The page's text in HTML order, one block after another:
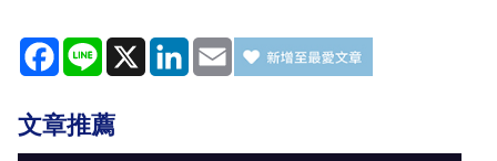
Facebook
Line X LinkedIn
Email
文章推薦